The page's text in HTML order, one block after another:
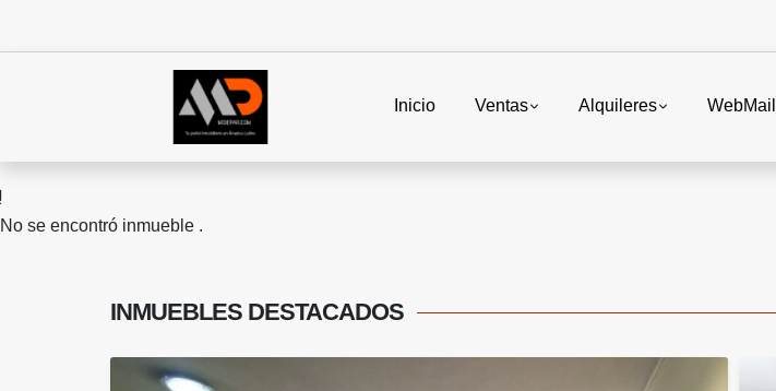
Inicio Ventas Alquileres WebMail
No se encontró inmueble .
INMUEBLES DESTACADOS